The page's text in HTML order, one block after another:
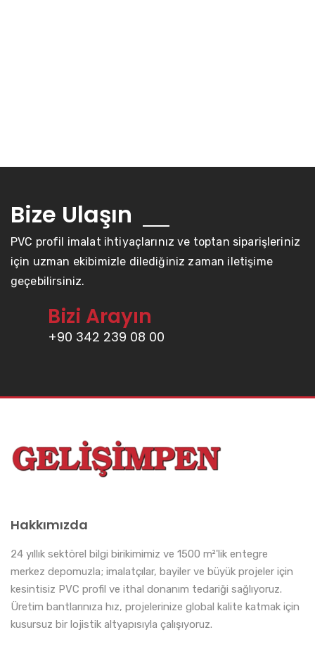
Bize Ulaşın
PVC profil imalat ihtiyaçlarınız ve toptan siparişleriniz
için uzman ekibimizle dilediğiniz zaman iletişime
geçebilirsiniz.
Bizi Arayın
+90 342 239 08 00
Hakkımızda
24 yıllık sektörel bilgi birikimimiz ve 1500 m²'lik entegre
merkez depomuzla; imalatçılar, bayiler ve büyük projeler için
kesintisiz PVC profil ve ithal donanım tedariği sağlıyoruz.
Üretim bantlarınıza hız, projelerinize global kalite katmak için
kusursuz bir lojistik altyapısıyla çalışıyoruz.